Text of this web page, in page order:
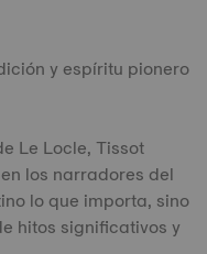
y espíritu pionero
Le Locle, Tissot
los narradores del
lo que importa, sino
hitos significativos y